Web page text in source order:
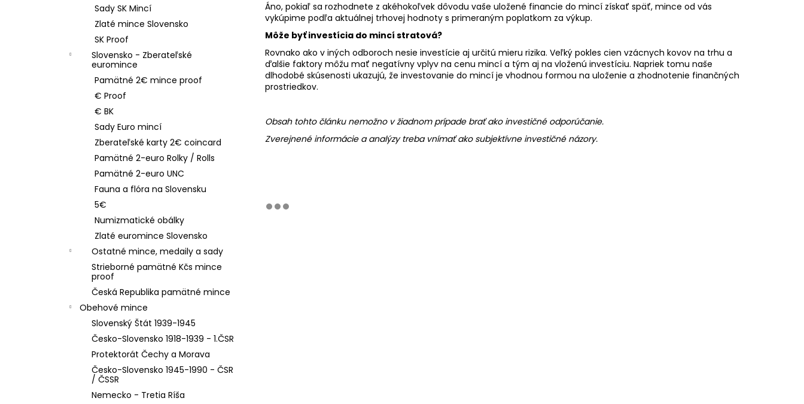
Sady SK Mincí
Zlaté mince Slovensko
SK Proof
Slovensko - Zberateľské
euromince
Pamätné 2€ mince proof
€ Proof
€ BK
Sady Euro mincí
Zberateľské karty 2€ coincard
Pamätné 2-euro Rolky / Rolls
Pamätné 2-euro UNC
Fauna a flóra na Slovensku
5€
Numizmatické obálky
Zlaté euromince Slovensko
Ostatné mince, medaily a sady
Strieborné pamätné Kčs mince
proof
Česká Republika pamätné mince
Obehové mince
Slovenský Štát 1939-1945
Česko-Slovensko 1918-1939 - 1.ČSR
Protektorát Čechy a Morava
Česko-Slovensko 1945-1990 - ČSR
/ ČSSR
Nemecko - Tretia Ríša
Áno, pokiaľ sa rozhodnete z akéhokoľvek dôvodu vaše uložené financie do mincí získať späť, mince od vás
vykúpime podľa aktuálnej trhovej hodnoty s primeraným poplatkom za výkup.
Môže byť investícia do mincí stratová?
Rovnako ako v iných odboroch nesie investície aj určitú mieru rizika. Veľký pokles cien vzácnych kovov na trhu a
ďalšie faktory môžu mať negatívny vplyv na cenu mincí a tým aj na vloženú investíciu. Napriek tomu naše
dlhodobé skúsenosti ukazujú, že investovanie do mincí je vhodnou formou na uloženie a zhodnotenie finančných
prostriedkov.
Obsah tohto článku nemožno v žiadnom prípade brať ako investičné odporúčanie.
Zverejnené informácie a analýzy treba vnímať ako subjektívne investičné názory.